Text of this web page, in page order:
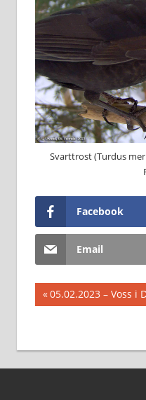
Svarttrost (Turdus
Facebook
Email
Previous
Post:
05.02.2023 – Voss i